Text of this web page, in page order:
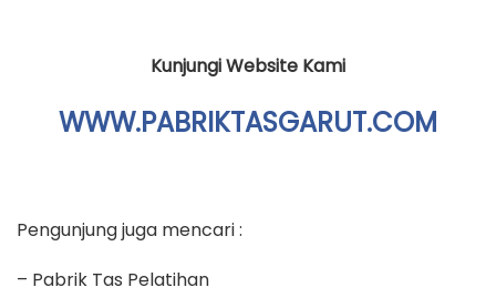
Kunjungi Website Kami
WWW.PABRIKTASGARUT.COM
Pengunjung juga mencari :
– Pabrik Tas Pelatihan